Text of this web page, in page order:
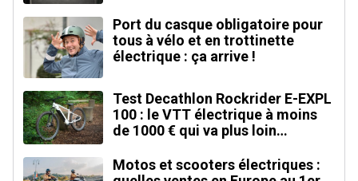
Port du casque obligatoire pour
tous à vélo et en trottinette
électrique : ça arrive !
Test Decathlon Rockrider E-EXPL
100 : le VTT électrique à moins
de 1000 € qui va plus loin
Motos et scooters électriques :